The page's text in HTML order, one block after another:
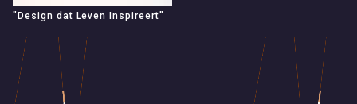
"Design dat Leven Inspireert"